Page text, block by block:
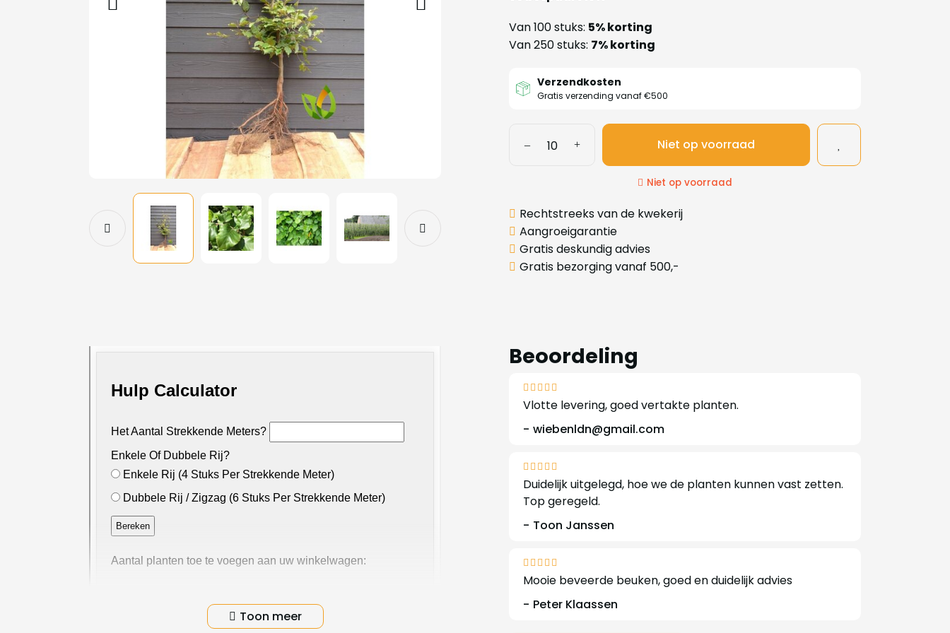
Van 100 stuks: 5% korting
Van 250 stuks: 7% korting
Verzendkosten
Gratis verzending vanaf €500
Niet op voorraad
Niet op voorraad
Rechtstreeks van de kwekerij
Aangroeigarantie
Gratis deskundig advies
Gratis bezorging vanaf 500,-
Productinformatie
Toon meer
Beoordeling
Vlotte levering, goed vertakte planten.
wiebenldn@gmail.com
Duidelijk uitgelegd, hoe we de planten kunnen vast zetten.
Top geregeld.
Toon Janssen
Mooie beveerde beuken, goed en duidelijk advies
Peter Klaassen